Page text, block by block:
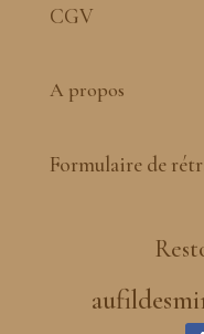
CGV
A propos
Formulaire de